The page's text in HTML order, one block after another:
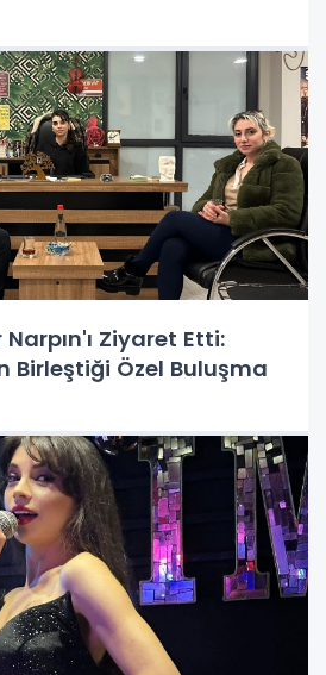
Ziyaret Etti:
Birleştiği Özel Buluşma